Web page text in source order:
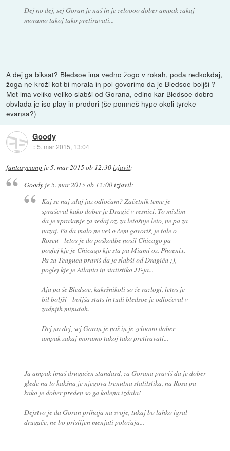
Dej no dej, sej Goran je naš in je zeloooo dober ampak zakaj
moramo takoj tako pretiravati...
A dej ga biksat? Bledsoe ima vedno žogo v rokah, poda redkokdaj,
žoga ne kroži kot bi morala in pol govorimo da je Bledsoe boljši ?
Met ima veliko veliko slabši od Gorana, edino kar Bledsoe dobro
obvlada je iso play in prodori (še pomneš hype okoli tyreke
evansa?)
Goody
::5. mar 2015, 13:04
fantasycamp je5. mar 2015 ob 12:30izjavil:
Goodyje5. mar 2015 ob 12:00izjavil:
Kaj se naj zdaj jaz odločam? Začetnik teme je
spraševal kako dober je Dragić v resnici. To mislim
da je vprašanje za sedaj oz. za letošnje leto, ne pa za
nazaj. Pa da malo ne veš o čem govoriš, je tole o
Roseu - letos je do poškodbe nosil Chicago pa
poglej kje je Chicago kje sta pa Miami oz. Phoenix.
Pa za Teaguea praviš da je slabši od Dragiča ;),
poglej kje je Atlanta in statistiko JT-ja...
Aja pa še Bledsoe, kakršnikoli so že razlogi, letos je
bil boljši - boljša stats in tudi bledsoe je odločeval v
zadnjih minutah.
Dej no dej, sej Goran je naš in je zeloooo dober
ampak zakaj moramo takoj tako pretiravati...
Ja ampak imaš drugačen standard, za Gorana praviš da je dober
glede na to kakšna je njegova trenutna statitstika, na Rosa pa
kako je dober preden so ga kolena izdala!
Dejstvo je da Goran prihaja na svoje, tukaj bo lahko igral
drugače, ne bo prisiljen menjati položaja...